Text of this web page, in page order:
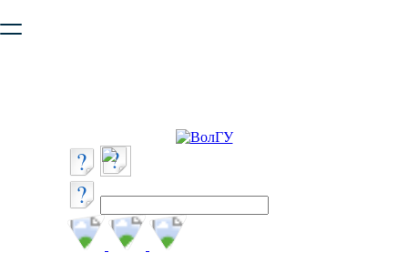
безопасную работу с сайтом. Пожалуйста